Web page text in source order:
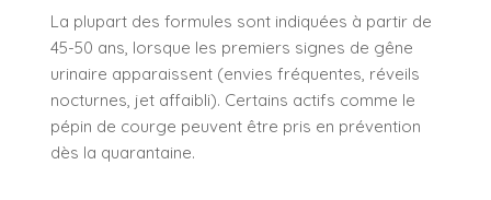
La plupart des formules sont indiquées à partir de
45-50 ans, lorsque les premiers signes de gêne
urinaire apparaissent (envies fréquentes, réveils
nocturnes, jet affaibli). Certains actifs comme le
pépin de courge peuvent être pris en prévention
dès la quarantaine.